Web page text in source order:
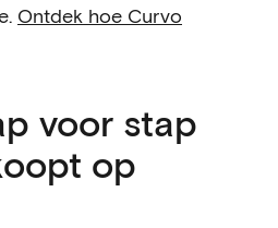
Ontdek hoe Curvo
voor stap
op